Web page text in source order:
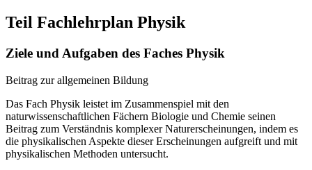
Teil Fachlehrplan Physik
Ziele und Aufgaben des Faches Physik
Beitrag zur allgemeinen Bildung
Das Fach Physik leistet im Zusammenspiel mit den
naturwissenschaftlichen Fächern Biologie und Chemie seinen
Beitrag zum Verständnis komplexer Naturerscheinungen, indem es
die physikalischen Aspekte dieser Erscheinungen aufgreift und mit
physikalischen Methoden untersucht.